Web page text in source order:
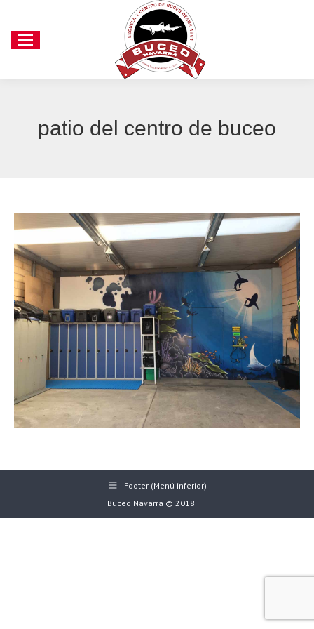
patio del centro de buceo
Footer (Menú inferior)
Buceo Navarra © 2018